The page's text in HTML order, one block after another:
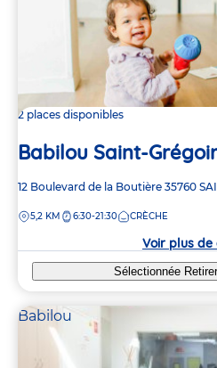
2 places disponibles
Babilou Saint-
Adresse
la
12 Boulevard de la Boutière 35760
DISTANCE
5,2 KM 6:30-21:30 CRÈCHE
Voir plus de
Sélectionnée
Babilou